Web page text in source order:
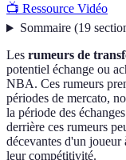
📺 Ressource Vidéo
Sommaire(19
Les rumeurs de
potentiel échange ou
NBA. Ces rumeurs
périodes de mercato,
la période des
derrière ces rumeurs
décevantes d'un joueur
leur compétitivité.